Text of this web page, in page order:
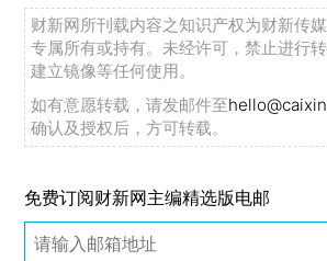
财新网所刊载内容之知识产权为财新传
专属所有或持有。未经许可，禁止进行
建立镜像等任何使用。
如有意愿转载，请发邮件至
确认及授权后，方可转载。
免费订阅财新网主编精选版电邮